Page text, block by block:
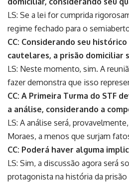
LS: Se a lei for cumprida
regime fechado para o
CC: Considerando seu
cautelares, a prisão domiciliar
LS: Neste momento, sim. A
fazer demonstra que isso
CC: A Primeira Turma do STF
a análise, considerando a
LS: A análise será,
Moraes, a menos que surjam
CC: Poderá haver alguma
LS: Sim, a discussão agora será
protagonista na história da